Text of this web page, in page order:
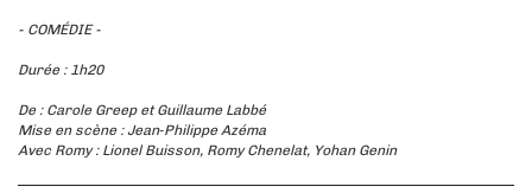
- COMÉDIE -
Durée : 1h20
De : Carole Greep et Guillaume Labbé
Mise en scène : Jean‑Philippe Azéma
Avec Romy : Lionel Buisson, Romy Chenelat, Yohan Genin